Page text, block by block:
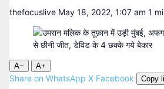
thefocuslive May 18, 2022, 1:07 am 1
A− A+
Share on WhatsApp X Facebook Copy